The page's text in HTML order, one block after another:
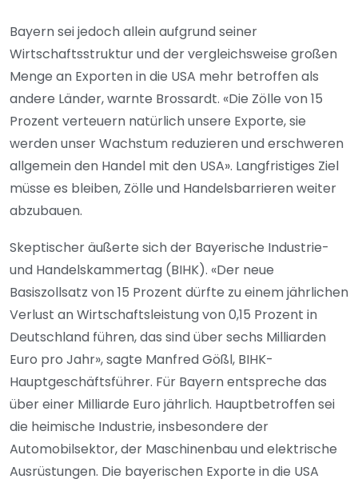
Bayern sei jedoch allein aufgrund seiner
Wirtschaftsstruktur und der vergleichsweise großen
Menge an Exporten in die USA mehr betroffen als
andere Länder, warnte Brossardt. «Die Zölle von 15
Prozent verteuern natürlich unsere Exporte, sie
werden unser Wachstum reduzieren und erschweren
allgemein den Handel mit den USA». Langfristiges Ziel
müsse es bleiben, Zölle und Handelsbarrieren weiter
abzubauen.
Skeptischer äußerte sich der Bayerische Industrie-
und Handelskammertag (BIHK). «Der neue
Basiszollsatz von 15 Prozent dürfte zu einem jährlichen
Verlust an Wirtschaftsleistung von 0,15 Prozent in
Deutschland führen, das sind über sechs Milliarden
Euro pro Jahr», sagte Manfred Gößl, BIHK-
Hauptgeschäftsführer. Für Bayern entspreche das
über einer Milliarde Euro jährlich. Hauptbetroffen sei
die heimische Industrie, insbesondere der
Automobilsektor, der Maschinenbau und elektrische
Ausrüstungen. Die bayerischen Exporte in die USA